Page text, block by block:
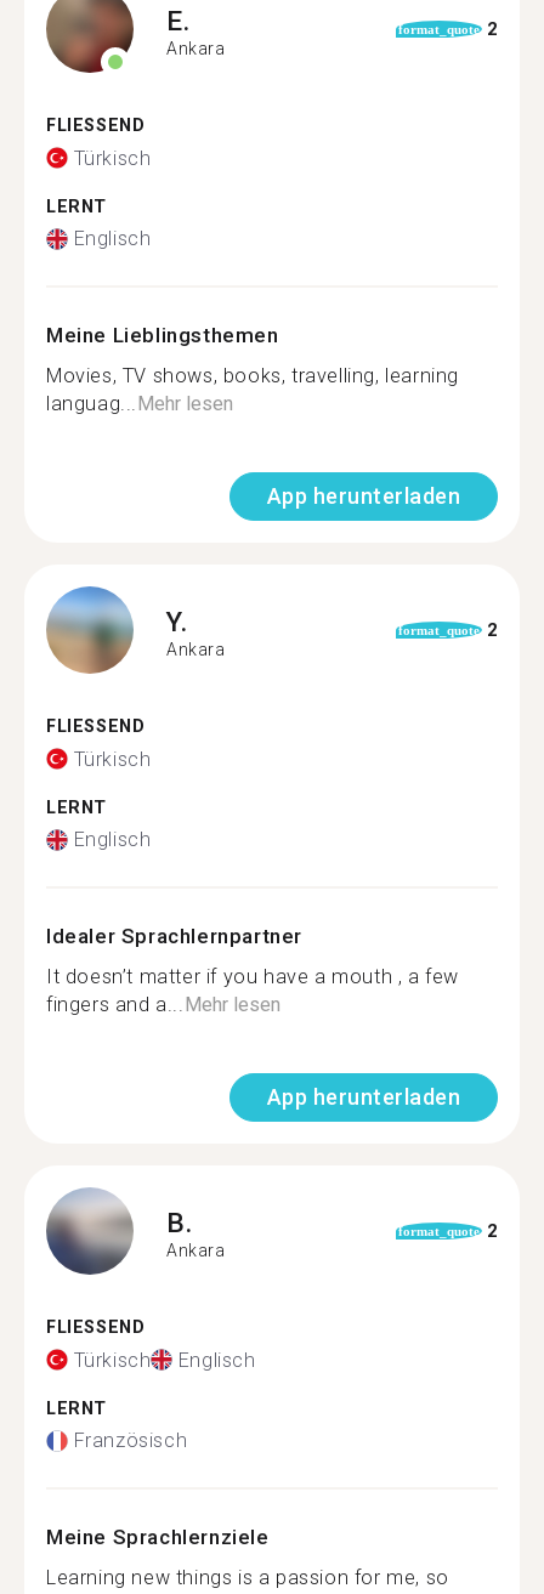
E.
Ankara
format_quote 2
FLIESSEND
Türkisch
LERNT
Englisch
Meine Lieblingsthemen
Movies, TV shows, books, travelling, learning
languag...Mehr lesen
App herunterladen
Y.
Ankara
format_quote 2
FLIESSEND
Türkisch
LERNT
Englisch
Idealer Sprachlernpartner
It doesn’t matter if you have a mouth , a few
fingers and a...Mehr lesen
App herunterladen
B.
Ankara
format_quote 2
FLIESSEND
Türkisch Englisch
LERNT
Französisch
Meine Sprachlernziele
Learning new things is a passion for me, so